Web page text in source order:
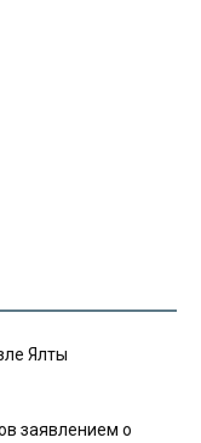
Ялты
заявлением о